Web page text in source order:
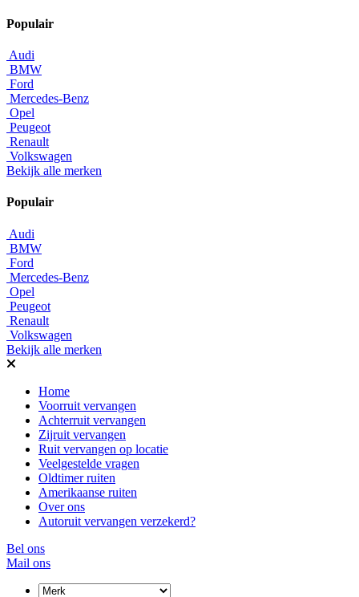
Populair
Audi
BMW
Ford
Mercedes-Benz
Opel
Peugeot
Renault
Volkswagen
Bekijk alle merken
Populair
Audi
BMW
Ford
Mercedes-Benz
Opel
Peugeot
Renault
Volkswagen
Bekijk alle merken
Home
Voorruit vervangen
Achterruit vervangen
Zijruit vervangen
Ruit vervangen op locatie
Veelgestelde vragen
Oldtimer ruiten
Amerikaanse ruiten
Over ons
Autoruit vervangen verzekerd?
Bel ons
Mail ons